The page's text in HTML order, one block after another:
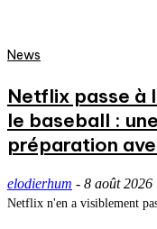
News
Netflix passe à
le baseball :
préparation
elodierhum - 8 août 2026
Netflix n'en a visiblement